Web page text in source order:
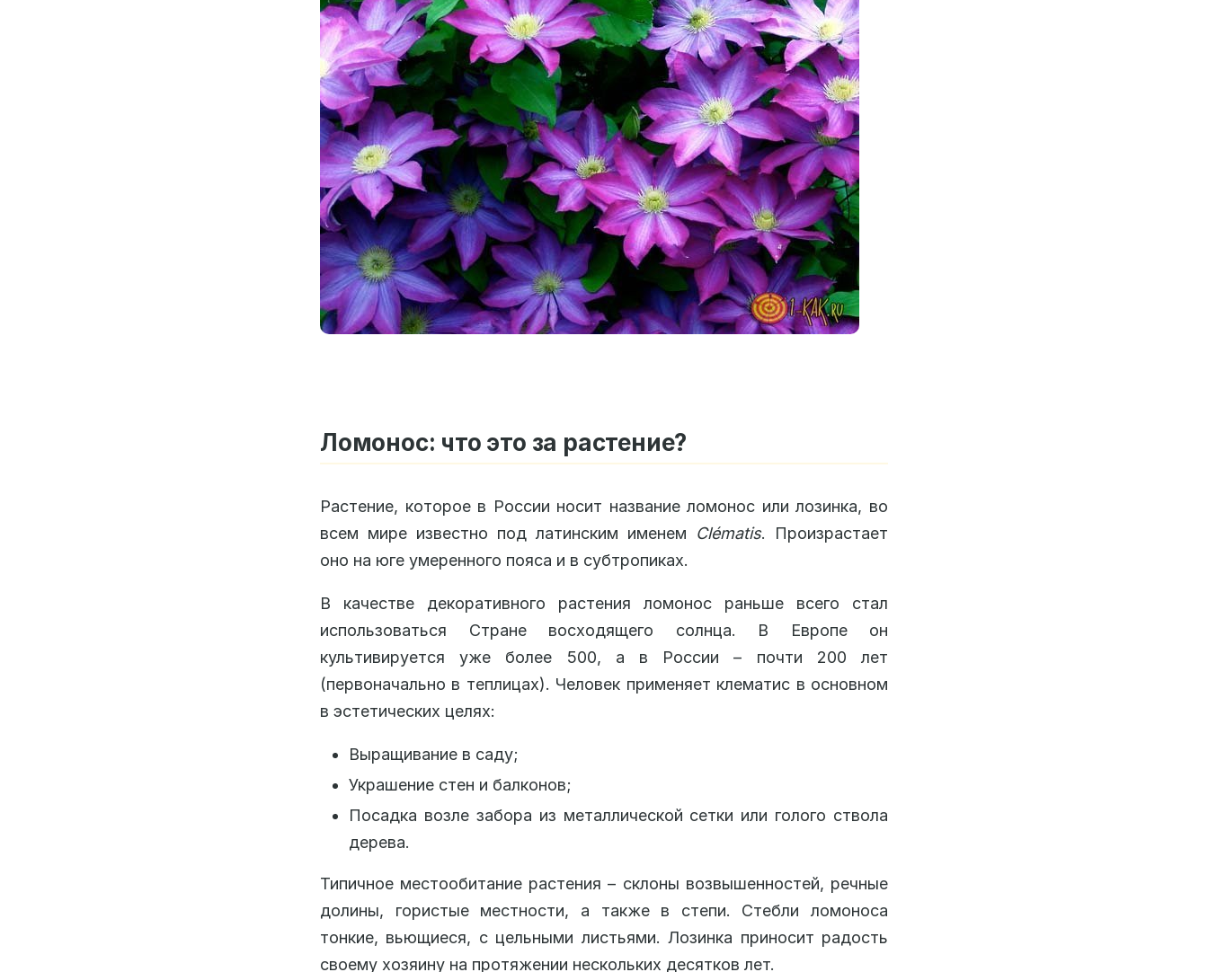
Ломонос: что это за растение?
Растение, которое в России носит название ломонос или лозинка, во
всем мире известно под латинским именем Clématis. Произрастает
оно на юге умеренного пояса и в субтропиках.
В качестве декоративного растения ломонос раньше всего стал
использоваться Стране восходящего солнца. В Европе он
культивируется уже более 500, а в России – почти 200 лет
(первоначально в теплицах). Человек применяет клематис в основном
в эстетических целях:
Выращивание в саду;
Украшение стен и балконов;
Посадка возле забора из металлической сетки или голого ствола
дерева.
Типичное местообитание растения – склоны возвышенностей, речные
долины, гористые местности, а также в степи. Стебли ломоноса
тонкие, вьющиеся, с цельными листьями. Лозинка приносит радость
своему хозяину на протяжении нескольких десятков лет.